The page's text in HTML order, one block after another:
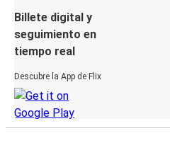
Billete digital y
seguimiento en
tiempo real
Descubre la App de Flix